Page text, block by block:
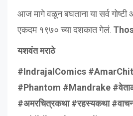
आज मागे वळून बघताना या सर्व
एकदम १९७० च्या दशकात गेलं.
यशवंत मराठे
#IndrajalComics
#Phantom #Mandrake
#अमरचित्रकथा #रहस्यकथा